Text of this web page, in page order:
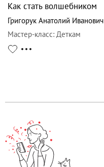
Как стать волшебником
Григорук Анатолий Иванович
Мастер-класс: Деткам